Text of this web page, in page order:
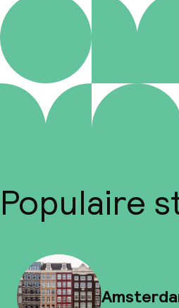
Populaire